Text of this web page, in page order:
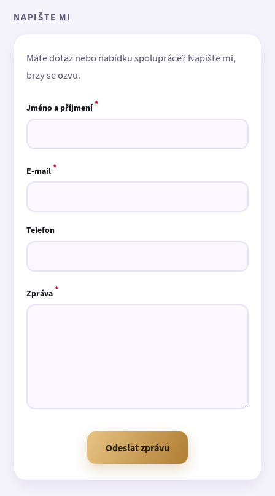
NAPIŠTE MI
Máte dotaz nebo nabídku spolupráce? Napište mi,
brzy se ozvu.
Jméno a příjmení*
E-mail*
Telefon
Zpráva*
Odeslat zprávu